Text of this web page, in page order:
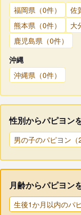
福岡県（0件）
佐
熊本県（0件）
大
鹿児島県（0件）
沖縄
沖縄県（0件）
性別からパピヨン
男の子のパピヨン（
月齢からパピヨン
生後1か月以内のパ